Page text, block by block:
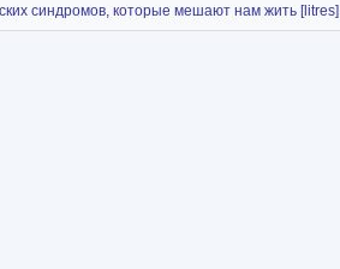
синдромов, которые мешают нам жить [litres]